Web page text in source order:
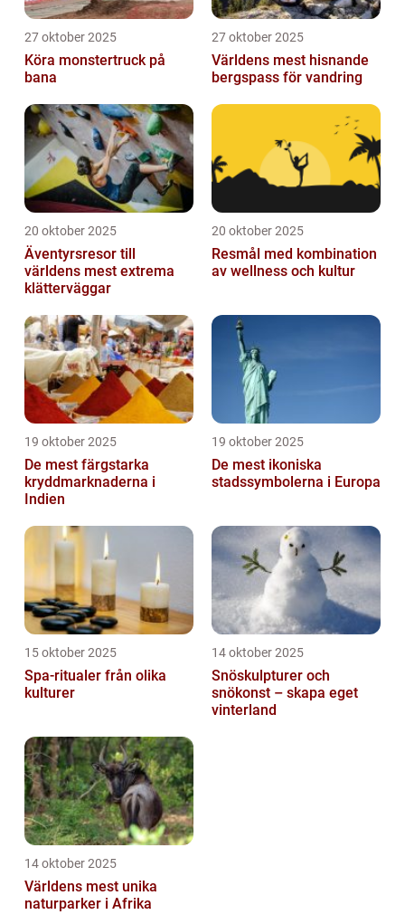
27 oktober 2025
Köra monstertruck på
bana
27 oktober 2025
Världens mest hisnande
bergspass för vandring
20 oktober 2025
Äventyrsresor till
världens mest extrema
klätterväggar
20 oktober 2025
Resmål med kombination
av wellness och kultur
19 oktober 2025
De mest färgstarka
kryddmarknaderna i
Indien
19 oktober 2025
De mest ikoniska
stadssymbolerna i Europa
15 oktober 2025
Spa-ritualer från olika
kulturer
14 oktober 2025
Snöskulpturer och
snökonst – skapa eget
vinterland
14 oktober 2025
Världens mest unika
naturparker i Afrika